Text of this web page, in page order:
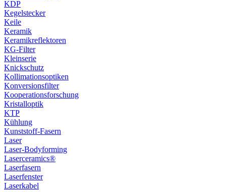
KDP
Kegelstecker
Keile
Keramik
Keramikreflektoren
KG-Filter
Kleinserie
Knickschutz
Kollimationsoptiken
Konversionsfilter
Kooperationsforschung
Kristalloptik
KTP
Kühlung
Kunststoff-Fasern
Laser
Laser-Bodyforming
Laserceramics®
Laserfasern
Laserfenster
Laserkabel